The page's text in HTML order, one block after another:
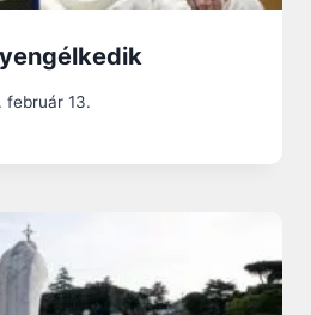
február 13.